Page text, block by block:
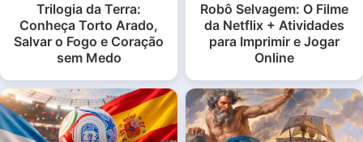
Trilogia da Terra:
Conheça Torto Arado,
Salvar o Fogo e Coração
sem Medo
Robô Selvagem: O Filme
da Netflix + Atividades
para Imprimir e Jogar
Online